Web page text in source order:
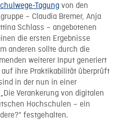
Tagung von den
– Claudia Bremer, Anja
Schlass – angebotenen
die ersten Ergebnisse
anderen sollte durch die
weiterer Input generiert
auf ihre Praktikabilität überprüft
in der nun in einer
Verankerung von digitalen
Hochschulen – ein
festgehalten.